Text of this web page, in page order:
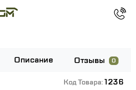
Описание Отзывы 0
Код Товара:1236